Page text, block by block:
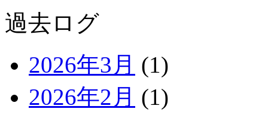
過去ログ
2026年3月 (1)
2026年2月 (1)